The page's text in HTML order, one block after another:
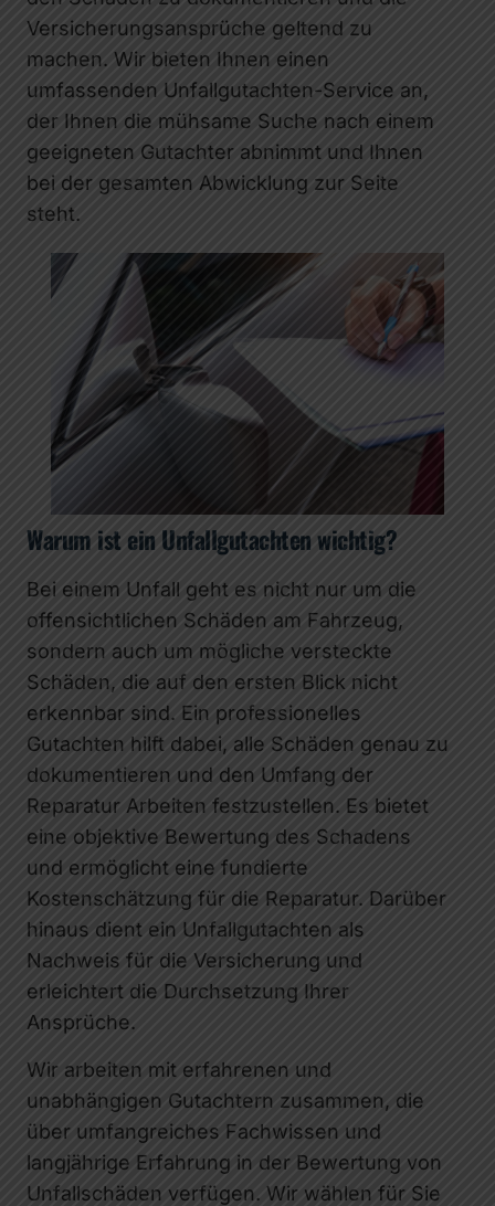
Versicherungsansprüche geltend zu
machen. Wir bieten Ihnen einen
umfassenden Unfallgutachten-Service an,
der Ihnen die mühsame Suche nach einem
geeigneten Gutachter abnimmt und Ihnen
bei der gesamten Abwicklung zur Seite
steht.
Warum ist ein Unfallgutachten wichtig?
Bei einem Unfall geht es nicht nur um die
offensichtlichen Schäden am Fahrzeug,
sondern auch um mögliche versteckte
Schäden, die auf den ersten Blick nicht
erkennbar sind. Ein professionelles
Gutachten hilft dabei, alle Schäden genau zu
dokumentieren und den Umfang der
Reparatur Arbeiten festzustellen. Es bietet
eine objektive Bewertung des Schadens
und ermöglicht eine fundierte
Kostenschätzung für die Reparatur. Darüber
hinaus dient ein Unfallgutachten als
Nachweis für die Versicherung und
erleichtert die Durchsetzung Ihrer
Ansprüche.
Wir arbeiten mit erfahrenen und
unabhängigen Gutachtern zusammen, die
über umfangreiches Fachwissen und
langjährige Erfahrung in der Bewertung von
Unfallschäden verfügen. Wir wählen für Sie